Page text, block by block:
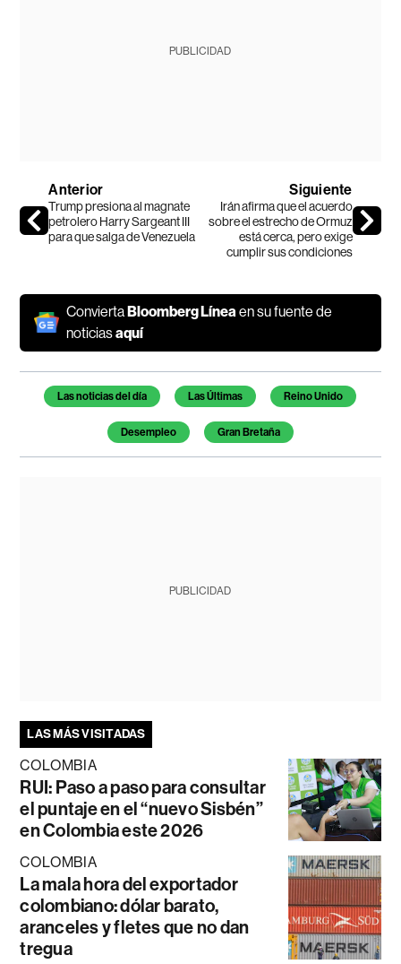
PUBLICIDAD
Anterior
Trump presiona al magnate
petrolero Harry Sargeant III
para que salga de Venezuela
Siguiente
Irán afirma que el acuerdo
sobre el estrecho de Ormuz
está cerca, pero exige
cumplir sus condiciones
ConviertaBloomberg Línea en su fuente de
noticiasaquí
Temas de este artículo
Las noticias del día Las Últimas Reino Unido
Desempleo Gran Bretaña
PUBLICIDAD
LAS MÁS VISITADAS
COLOMBIA
RUI: Paso a paso para consultar
el puntaje en el “nuevo Sisbén”
en Colombia este 2026
COLOMBIA
La mala hora del exportador
colombiano: dólar barato,
aranceles y fletes que no dan
tregua